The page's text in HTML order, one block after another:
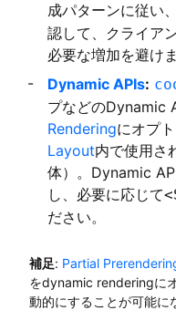
成パターンに従い、
認して、クライア
必要な増加を避けま
Dynamic APIs:
プなどのDynamic
Renderingにオプ
Layout内で使用さ
体）。Dynamic
し、必要に応じて
ださい。
補足: Partial
をdynamic renderingに
動的にすることが可能に